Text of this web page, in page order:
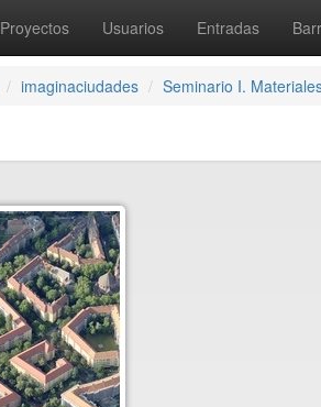
Proyectos Usuarios Entradas
imaginaciudades Seminario I.